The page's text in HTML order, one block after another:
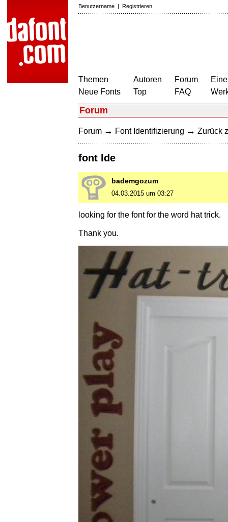
Benutzername | Registrieren
Themen
Neue Fonts
Autoren
Top
Forum
FAQ
Forum
Forum → Font Identifizierung → Zurück
font Ide
bademgozum
04.03.2015 um 03:27
looking for the font for the word hat trick.
Thank you.